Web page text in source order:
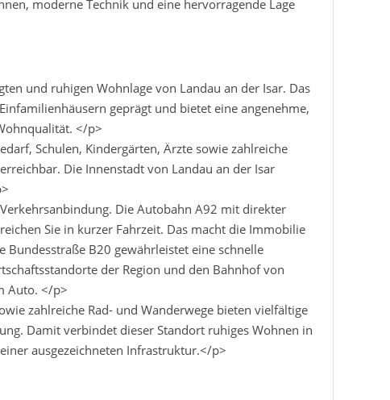
moderne Technik und eine hervorragende Lage
und ruhigen Wohnlage von Landau an der Isar. Das
geprägt und bietet eine angenehme,
</p>
Schulen, Kindergärten, Ärzte sowie zahlreiche
Die Innenstadt von Landau an der Isar
Die Autobahn A92 mit direkter
Sie in kurzer Fahrzeit. Das macht die Immobilie
B20 gewährleistet eine schnelle
der Region und den Bahnhof von
Auto. </p>
zahlreiche Rad- und Wanderwege bieten vielfältige
Damit verbindet dieser Standort ruhiges Wohnen in
ausgezeichneten Infrastruktur.</p>